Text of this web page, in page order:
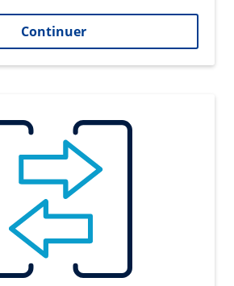
Continuer